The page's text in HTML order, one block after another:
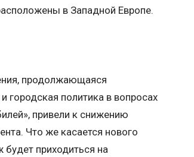
в Западной Европе.
продолжающаяся
городская политика в вопросах
привели к снижению
Что же касается нового
приходиться на